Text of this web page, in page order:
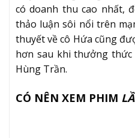
có doanh thu cao nhất,
thảo luận sôi nổi trên
thuyết về cô Hứa cũng
hơn sau khi thưởng
Hùng Trần.
CÓ NÊN XEM PHIM